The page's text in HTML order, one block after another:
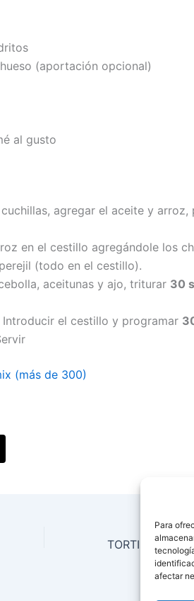
Para
afectar
(aportación opcional)
al gusto
agregar el aceite y arroz,
en el cestillo agregándole los
(todo en el cestillo).
aceitunas y ajo, triturar 30
el cestillo y programar
(más de 300)